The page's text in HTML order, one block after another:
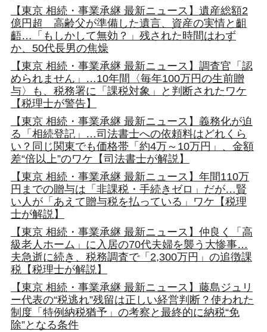
【東京 相続・事業承継 最新ニュース】遺産総額2
億円超 高齢父が準備した遺言、資産の実情と齟
齬…「もしかして無効？」残された時間はわず
か、50代長男の焦燥
【東京 相続・事業承継 最新ニュース】調査官「認
められません」…10年間〈毎年100万円の生前贈
与〉も、税務署に「課税対象」と判断されたワケ
【税理士が警告】
【東京 相続・事業承継 最新ニュース】義務化が迫
る「相続登記」…司法書士への依頼料はどれくら
い？同じ関東でも価格帯「約4万～10万円」、金額
差“倍以上”のワケ【司法書士が解説】
【東京 相続・事業承継 最新ニュース】年間110万
円までの贈与は「非課税・手続きゼロ」だが…賢
い人が「あえて贈与税を払っている」ワケ【税理
士が解説】
【東京 相続・事業承継 最新ニュース】仲良く「高
級老人ホーム」に入居の70代夫婦を襲う大惨事…
夫急逝に続き、税務調査で「2,300万円」の追徴課
税【税理士が解説】
【東京 相続・事業承継 最新ニュース】藤島ジュリ
ー代表の“税逃れ”残留は正しい経営判断？使われた
制度「特例納税猶予」の考察と最終的に納税“免
除”となる条件